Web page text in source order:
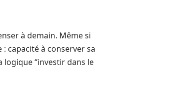
à demain. Même si
capacité à conserver sa
logique “investir dans le